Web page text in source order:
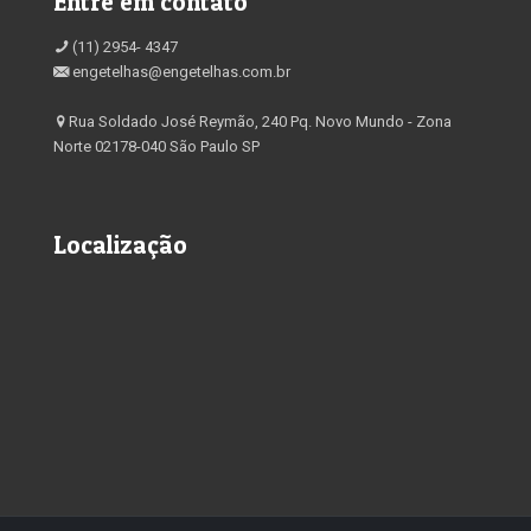
(11) 2954- 4347
engetelhas@engetelhas.com.br
Rua Soldado José Reymão, 240 Pq. Novo Mundo - Zona
Norte 02178-040 São Paulo SP
Localização